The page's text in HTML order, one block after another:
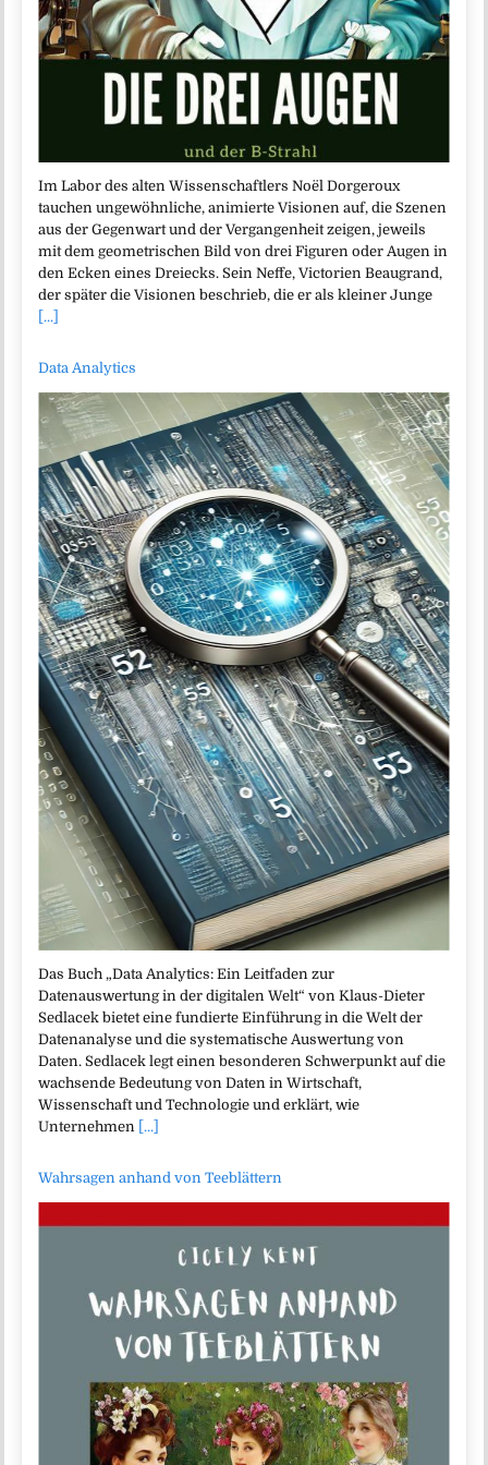
Im Labor des alten Wissenschaftlers Noël Dorgeroux
tauchen ungewöhnliche, animierte Visionen auf, die Szenen
aus der Gegenwart und der Vergangenheit zeigen, jeweils
mit dem geometrischen Bild von drei Figuren oder Augen in
den Ecken eines Dreiecks. Sein Neffe, Victorien Beaugrand,
der später die Visionen beschrieb, die er als kleiner Junge
[...]
Data Analytics
Das Buch „Data Analytics: Ein Leitfaden zur
Datenauswertung in der digitalen Welt“ von Klaus-Dieter
Sedlacek bietet eine fundierte Einführung in die Welt der
Datenanalyse und die systematische Auswertung von
Daten. Sedlacek legt einen besonderen Schwerpunkt auf die
wachsende Bedeutung von Daten in Wirtschaft,
Wissenschaft und Technologie und erklärt, wie
Unternehmen [...]
Wahrsagen anhand von Teeblättern